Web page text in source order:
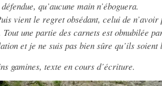
qu’aucune main n’éboguera.
le regret obsédant, celui de n’avoir
Tout une partie des carnets est obnubilée
et je ne suis pas bien sûre qu’ils
gamines, texte en cours d’écriture.